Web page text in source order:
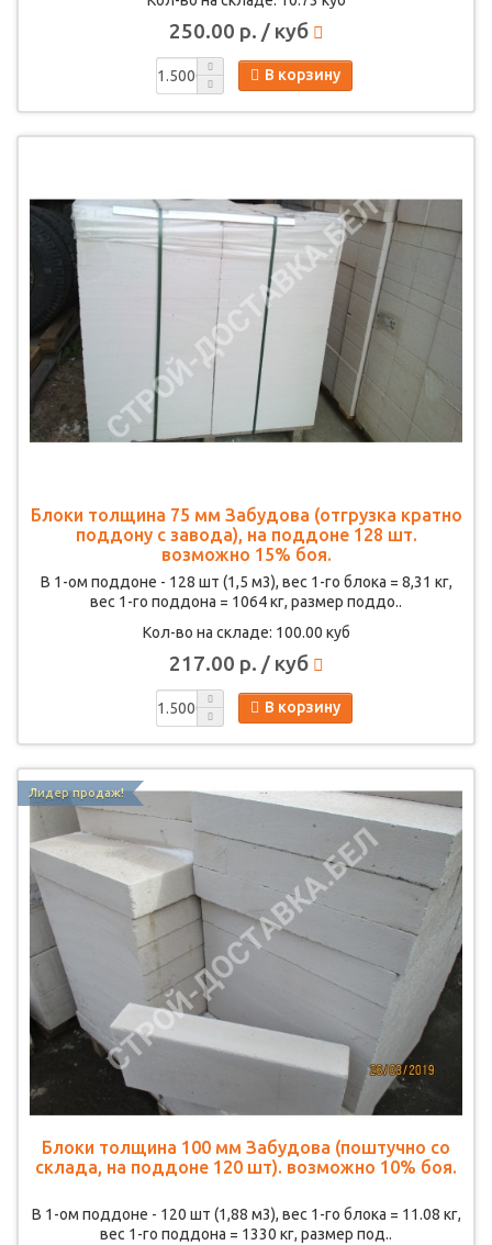
250.00 р. / куб
В корзину
Блоки толщина 75 мм Забудова (отгрузка кратно
поддону с завода), на поддоне 128 шт.
возможно 15% боя.
В 1-ом поддоне - 128 шт (1,5 м3), вес 1-го блока = 8,31 кг,
вес 1-го поддона = 1064 кг, размер поддо..
Кол-во на складе: 100.00 куб
217.00 р. / куб
В корзину
Лидер продаж!
Блоки толщина 100 мм Забудова (поштучно со
склада, на поддоне 120 шт). возможно 10% боя.
В 1-ом поддоне - 120 шт (1,88 м3), вес 1-го блока = 11.08 кг,
вес 1-го поддона = 1330 кг, размер под..